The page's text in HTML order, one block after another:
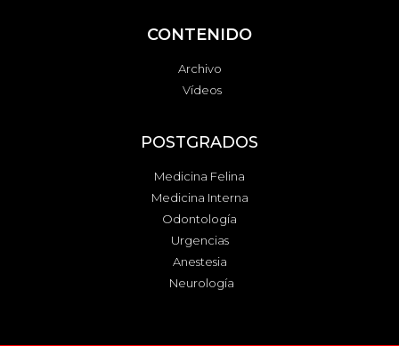
CONTENIDO
Archivo
Vídeos
POSTGRADOS
Medicina Felina
Medicina Interna
Odontología
Urgencias
Anestesia
Neurología